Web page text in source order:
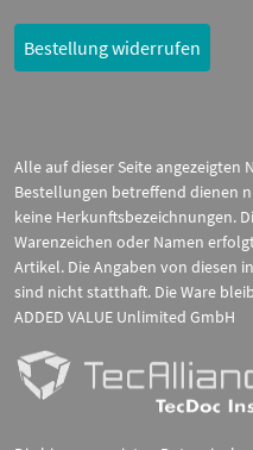
Bestellung widerrufen
Alle auf dieser Seite angezeigten
Bestellungen betreffend dienen
keine Herkunftsbezeichnungen.
Warenzeichen oder Namen
Artikel. Die Angaben von diesen
sind nicht statthaft. Die Ware
ADDED VALUE Unlimited GmbH